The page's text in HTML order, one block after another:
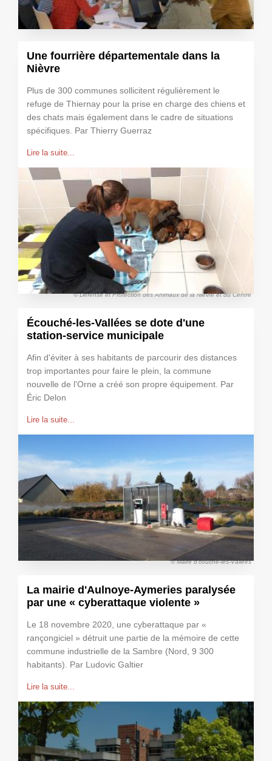
Une fourrière départementale dans la
Nièvre
Plus de 300 communes sollicitent régulièrement le
refuge de Thiernay pour la prise en charge des chiens et
des chats mais également dans le cadre de situations
spécifiques. Par Thierry Guerraz
Lire la suite...
© Défense et Protection des Animaux de la Nièvre et du Centre
Écouché-les-Vallées se dote d'une
station-service municipale
Afin d'éviter à ses habitants de parcourir des distances
trop importantes pour faire le plein, la commune
nouvelle de l'Orne a créé son propre équipement. Par
Éric Delon
Lire la suite...
© Maire d'couché-les-Vallées
La mairie d'Aulnoye-Aymeries paralysée
par une « cyberattaque violente »
Le 18 novembre 2020, une cyberattaque par «
rançongiciel » détruit une partie de la mémoire de cette
commune industrielle de la Sambre (Nord, 9 300
habitants). Par Ludovic Galtier
Lire la suite...